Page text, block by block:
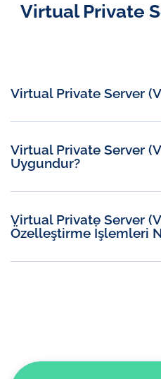
Virtual Private
Virtual Private Server
Virtual Private Server
Uygundur?
Virtual Private Server
Özelleştirme İşlemleri